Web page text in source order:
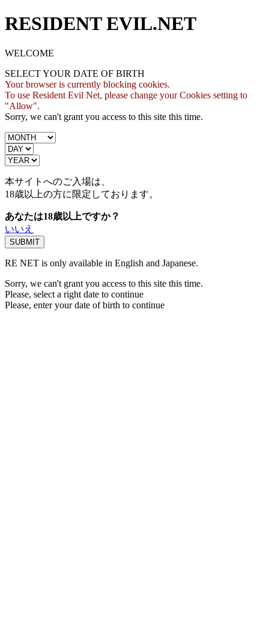
RESIDENT EVIL.NET
WELCOME
SELECT YOUR DATE OF BIRTH
Your browser is currently blocking cookies.
To use Resident Evil Net, please change your Cookies setting to
"Allow".
Sorry, we can't grant you access to this site this time.
本サイトへのご入場は、
18歳以上の方に限定しております。
あなたは18歳以上ですか？
いいえ
RE NET is only available in English and Japanese.
Sorry, we can't grant you access to this site this time.
Please, select a right date to continue
Please, enter your date of birth to continue